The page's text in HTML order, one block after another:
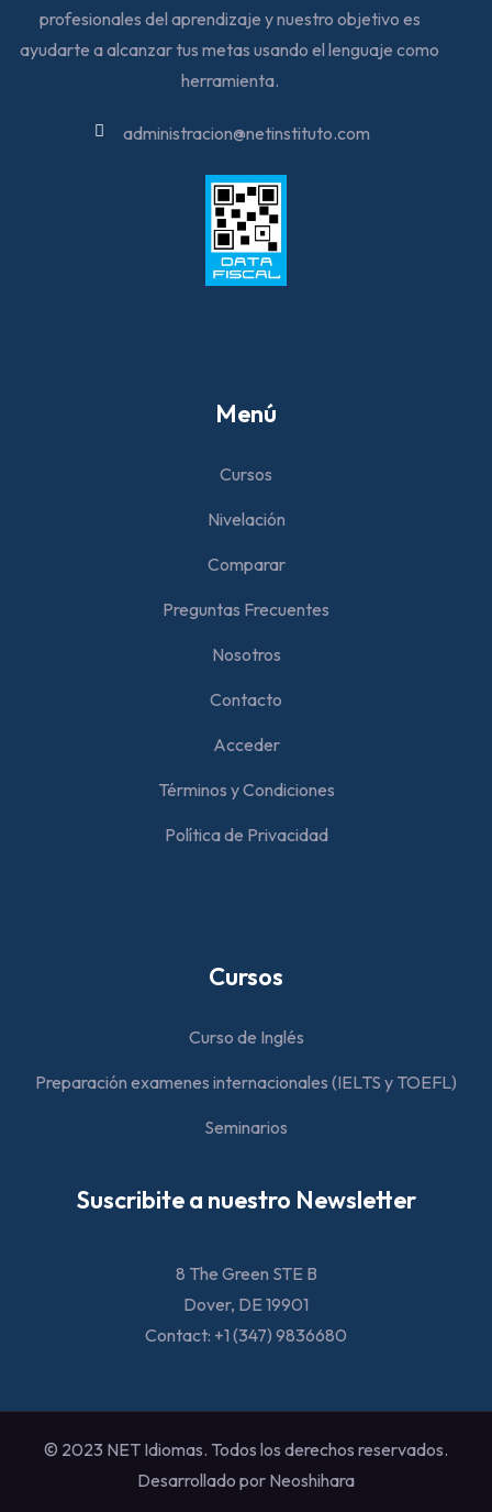
profesionales del aprendizaje y nuestro objetivo es
ayudarte a alcanzar tus metas usando el lenguaje como
herramienta.
administracion@netinstituto.com
Menú
Cursos
Nivelación
Comparar
Preguntas Frecuentes
Nosotros
Contacto
Acceder
Términos y Condiciones
Política de Privacidad
Cursos
Curso de Inglés
Preparación examenes internacionales (IELTS y TOEFL)
Seminarios
Suscribite a nuestro Newsletter
8 The Green STE B
Dover, DE 19901
Contact: +1 (347) 9836680
© 2023 NET Idiomas. Todos los derechos reservados.
Desarrollado por Neoshihara